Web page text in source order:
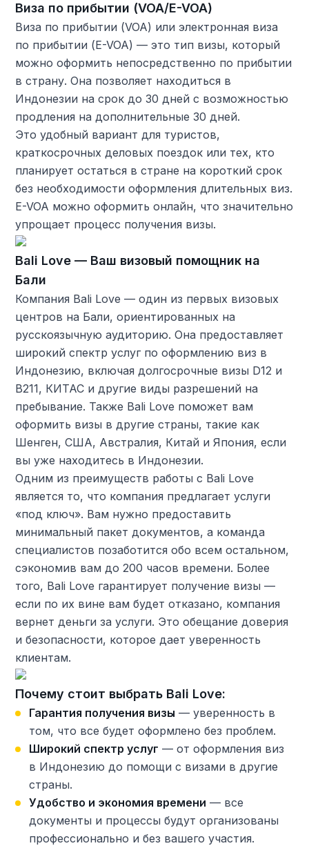
Виза по прибытии (VOA/E-VOA)
Виза по прибытии (VOA) или электронная виза
по прибытии (E-VOA) — это тип визы, который
можно оформить непосредственно по прибытии
в страну. Она позволяет находиться в
Индонезии на срок до 30 дней с возможностью
продления на дополнительные 30 дней.
Это удобный вариант для туристов,
краткосрочных деловых поездок или тех, кто
планирует остаться в стране на короткий срок
без необходимости оформления длительных виз.
E-VOA можно оформить онлайн, что значительно
упрощает процесс получения визы.
Bali Love — Ваш визовый помощник на
Бали
Компания Bali Love — один из первых визовых
центров на Бали, ориентированных на
русскоязычную аудиторию. Она предоставляет
широкий спектр услуг по оформлению виз в
Индонезию, включая долгосрочные визы D12 и
B211, КИТАС и другие виды разрешений на
пребывание. Также Bali Love поможет вам
оформить визы в другие страны, такие как
Шенген, США, Австралия, Китай и Япония, если
вы уже находитесь в Индонезии.
Одним из преимуществ работы с Bali Love
является то, что компания предлагает услуги
«под ключ». Вам нужно предоставить
минимальный пакет документов, а команда
специалистов позаботится обо всем остальном,
сэкономив вам до 200 часов времени. Более
того, Bali Love гарантирует получение визы —
если по их вине вам будет отказано, компания
вернет деньги за услуги. Это обещание доверия
и безопасности, которое дает уверенность
клиентам.
Почему стоит выбрать Bali Love:
Гарантия получения визы — уверенность в
том, что все будет оформлено без проблем.
Широкий спектр услуг — от оформления виз
в Индонезию до помощи с визами в другие
страны.
Удобство и экономия времени — все
документы и процессы будут организованы
профессионально и без вашего участия.